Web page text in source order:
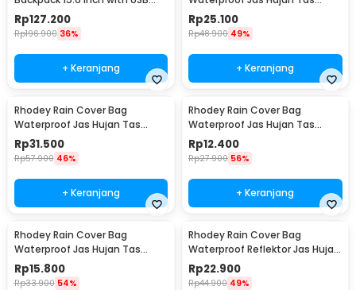
Charger Port - KC32
Rp127.200
Rp196.900 36%
+ Keranjang
Ransel 60L - WB10
Rp25.100
Rp48.900 49%
+ Keranjang
Rhodey Rain Cover Bag
Waterproof Jas Hujan Tas
Ransel 80L - WB10
Rp31.500
Rp57.900 46%
+ Keranjang
Rhodey Rain Cover Bag
Waterproof Jas Hujan Tas
Ransel 35L - WB10
Rp12.400
Rp27.900 56%
+ Keranjang
Rhodey Rain Cover Bag
Waterproof Jas Hujan Tas
Ransel 45L - WB10
Rp15.800
Rp33.900 54%
Rhodey Rain Cover Bag
Waterproof Reflektor Jas Hujan
Tas Ransel 45L - NB10
Rp22.900
Rp44.900 49%